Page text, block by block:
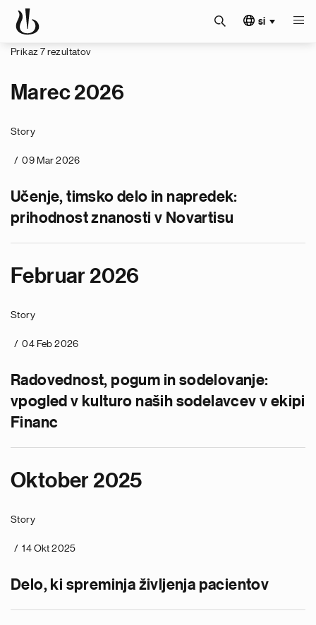
si
Prikaz 7 rezultatov
Marec 2026
Story
09 Mar 2026
Učenje, timsko delo in napredek:
prihodnost znanosti v Novartisu
Februar 2026
Story
04 Feb 2026
Radovednost, pogum in sodelovanje:
vpogled v kulturo naših sodelavcev v ekipi
Financ
Oktober 2025
Story
14 Okt 2025
Delo, ki spreminja življenja pacientov